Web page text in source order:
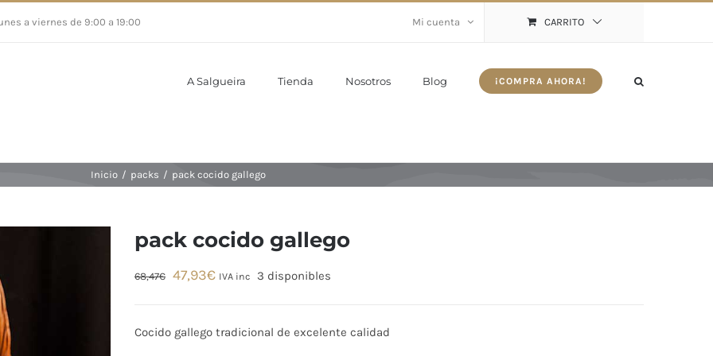
a viernes de 9:00 a 19:00 Mi cuenta CARRITO
A Salgueira Tienda Nosotros Blog ¡COMPRA AHORA!
Inicio / packs / pack cocido gallego
pack cocido gallego
68,47€
El
era:
47,93€El
es:
IVA inc 3 disponibles
Cocido gallego tradicional de excelente calidad